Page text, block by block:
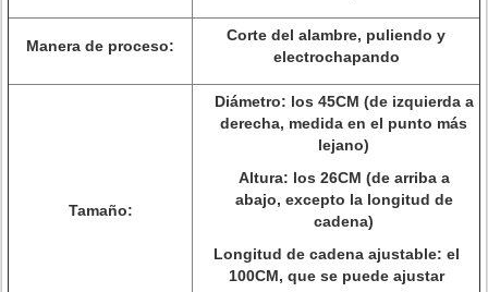
Manera de proceso:
Corte del alambre, puliendo y
electrochapando
Tamaño:
Diámetro: los 45CM (de izquierda a
derecha, medida en el punto más
lejano)
Altura: los 26CM (de arriba a
abajo, excepto la longitud de
cadena)
Longitud de cadena ajustable: el
100CM, que se puede ajustar